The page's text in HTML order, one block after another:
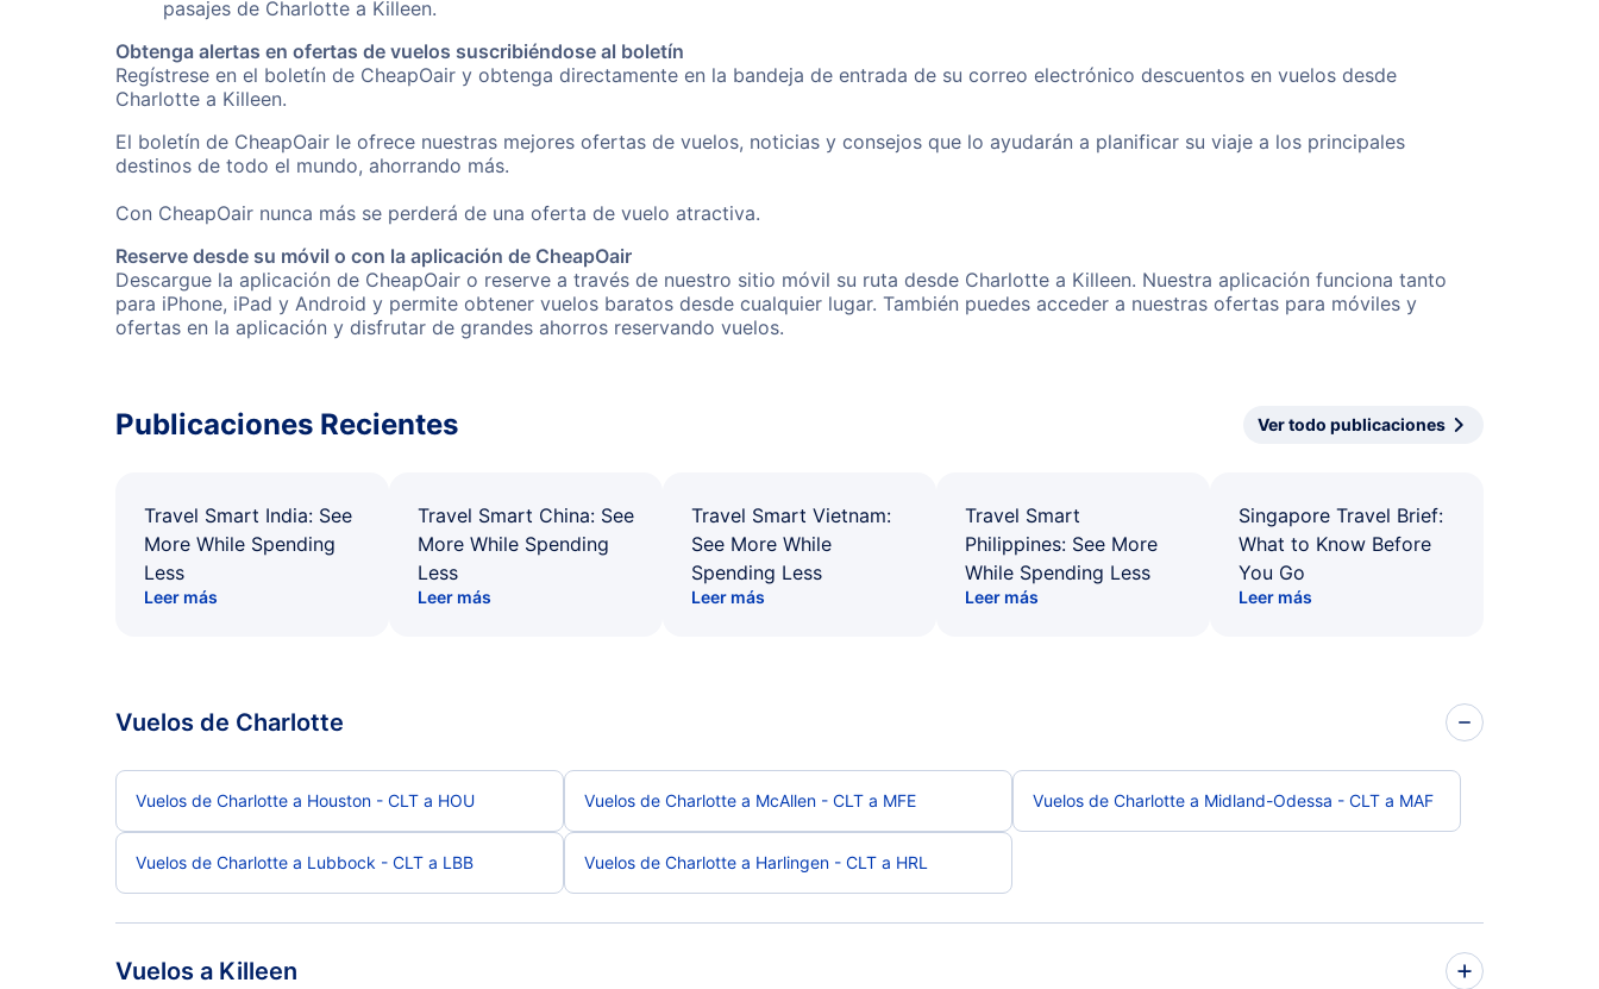
pasajes de Charlotte a Killeen.
Obtenga alertas en ofertas de vuelos suscribiéndose al boletín
Regístrese en el boletín de CheapOair y obtenga directamente en la bandeja de entrada de su correo electrónico descuentos en vuelos desde
Charlotte a Killeen.
El boletín de CheapOair le ofrece nuestras mejores ofertas de vuelos, noticias y consejos que lo ayudarán a planificar su viaje a los principales
destinos de todo el mundo, ahorrando más.
Con CheapOair nunca más se perderá de una oferta de vuelo atractiva.
Reserve desde su móvil o con la aplicación de CheapOair
Descargue la aplicación de CheapOair o reserve a través de nuestro sitio móvil su ruta desde Charlotte a Killeen. Nuestra aplicación funciona tanto
para iPhone, iPad y Android y permite obtener vuelos baratos desde cualquier lugar. También puedes acceder a nuestras ofertas para móviles y
ofertas en la aplicación y disfrutar de grandes ahorros reservando vuelos.
Publicaciones Recientes Ver todo publicaciones
Travel Smart India: See
More While Spending
Less
Leer más
Travel Smart China: See
More While Spending
Less
Leer más
Travel Smart Vietnam:
See More While
Spending Less
Leer más
Travel Smart
Philippines: See More
While Spending Less
Leer más
Singapore Travel Brief:
What to Know Before
You Go
Leer más
Vuelos de Charlotte
Vuelos de Charlotte a Houston - CLT a HOU Vuelos de Charlotte a McAllen - CLT a MFE Vuelos de Charlotte a Midland-Odessa - CLT a MAF
Vuelos de Charlotte a Lubbock - CLT a LBB Vuelos de Charlotte a Harlingen - CLT a HRL
Vuelos a Killeen